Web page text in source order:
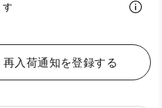
再入荷通知を登録する